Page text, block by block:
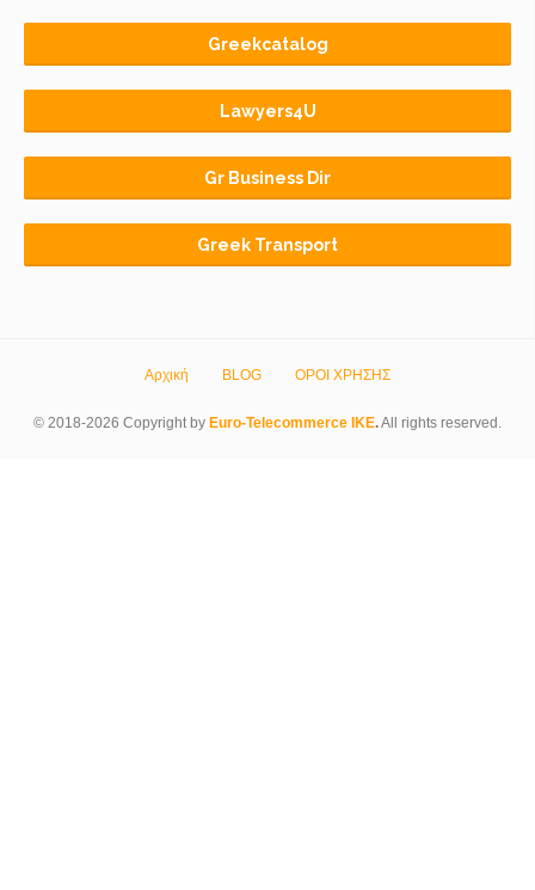
Greekcatalog
Lawyers4U
Gr Business Dir
Greek Transport
Αρχική BLOG ΟΡΟΙ ΧΡΗΣΗΣ
© 2018-2026 Copyright by Euro-Telecommerce IKE.All rights reserved.